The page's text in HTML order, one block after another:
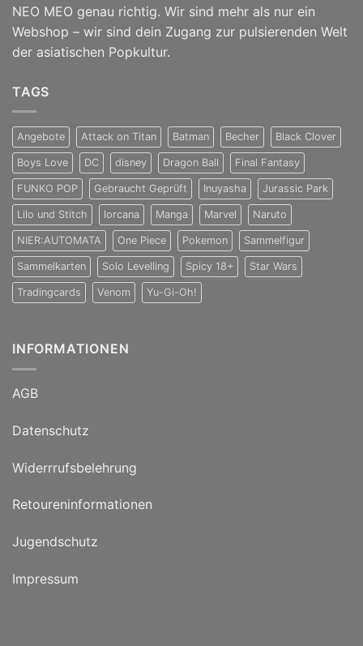
NEO MEO genau richtig. Wir sind mehr als nur ein
Webshop – wir sind dein Zugang zur pulsierenden Welt
der asiatischen Popkultur.
TAGS
Angebote Attack on Titan Batman Becher Black Clover
Boys Love DC disney Dragon Ball Final Fantasy
FUNKO POP Gebraucht Geprüft Inuyasha Jurassic Park
Lilo und Stitch lorcana Manga Marvel Naruto
NIER:AUTOMATA One Piece Pokemon Sammelfigur
Sammelkarten Solo Levelling Spicy 18+ Star Wars
Tradingcards Venom Yu-Gi-Oh!
INFORMATIONEN
AGB
Datenschutz
Widerrrufsbelehrung
Retoureninformationen
Jugendschutz
Impressum